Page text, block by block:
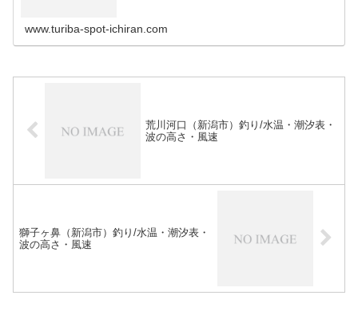
www.turiba-spot-ichiran.com
荒川河口（新潟市）釣り/水温・潮汐表・
波の高さ・風速
獅子ヶ鼻（新潟市）釣り/水温・潮汐表・
波の高さ・風速